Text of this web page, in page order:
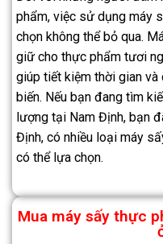
phẩm, việc sử dụng máy
chọn không thể bỏ qua.
giữ cho thực phẩm tươi
giúp tiết kiệm thời gian
biến. Nếu bạn đang tìm
lượng tại Nam Định, bạn
Định, có nhiều loại máy
có thể lựa chọn.
Mua máy sấy thực